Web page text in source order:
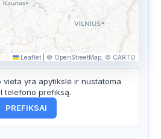
Leaflet © OpenStreetMap, © CARTO
vieta yra apytikslė ir nustatoma
telefono prefiksą.
PREFIKSAI